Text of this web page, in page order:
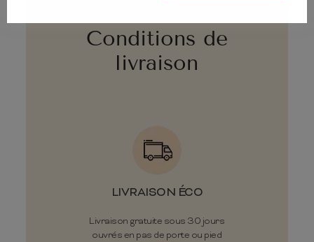
Conditions de
livraison
LIVRAISON ÉCO
Livraison gratuite sous 30 jours
ouvrés en pas de porte ou pied